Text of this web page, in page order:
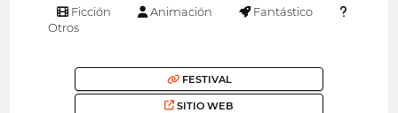
Ficción Animación
Fantástico
Otros
FESTIVAL
SITIO WEB